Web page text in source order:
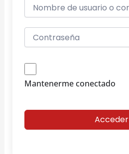
Mantenerme conectado
Acceder